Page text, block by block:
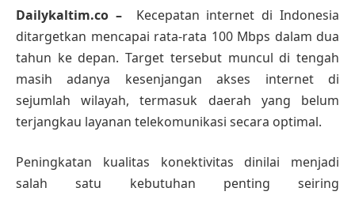
Dailykaltim.co –
Kecepatan internet di Indonesia
ditargetkan mencapai rata-rata 100 Mbps dalam dua
tahun ke depan. Target tersebut muncul di tengah
masih adanya kesenjangan akses internet di
sejumlah wilayah, termasuk daerah yang belum
terjangkau layanan telekomunikasi secara optimal.
Peningkatan kualitas konektivitas dinilai menjadi
salah satu kebutuhan penting seiring